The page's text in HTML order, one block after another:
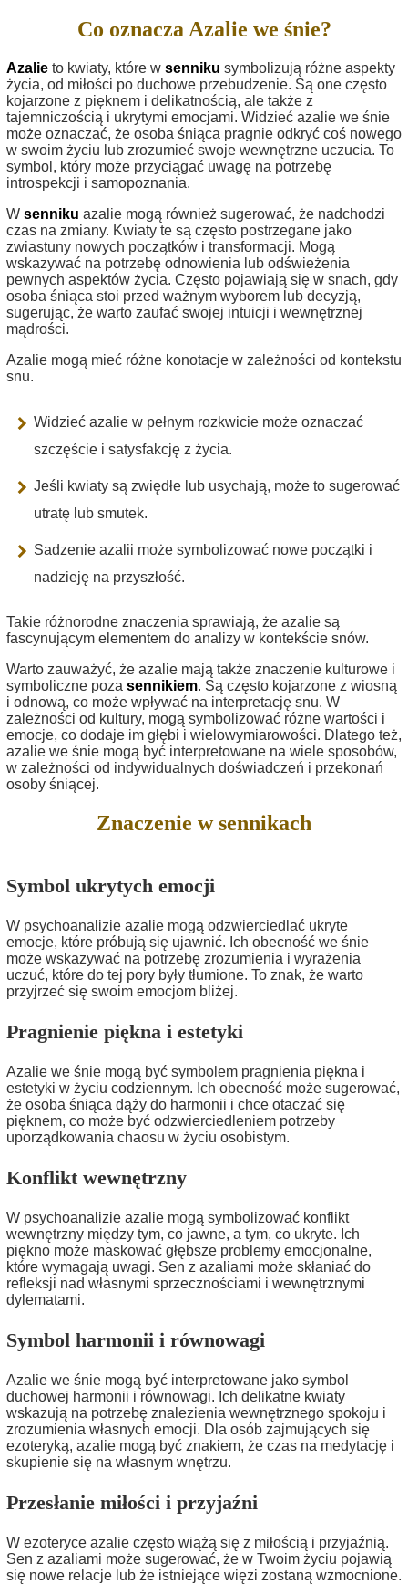
Co oznacza Azalie we śnie?
Azalie to kwiaty, które w senniku symbolizują różne aspekty
życia, od miłości po duchowe przebudzenie. Są one często
kojarzone z pięknem i delikatnością, ale także z
tajemniczością i ukrytymi emocjami. Widzieć azalie we śnie
może oznaczać, że osoba śniąca pragnie odkryć coś nowego
w swoim życiu lub zrozumieć swoje wewnętrzne uczucia. To
symbol, który może przyciągać uwagę na potrzebę
introspekcji i samopoznania.
W senniku azalie mogą również sugerować, że nadchodzi
czas na zmiany. Kwiaty te są często postrzegane jako
zwiastuny nowych początków i transformacji. Mogą
wskazywać na potrzebę odnowienia lub odświeżenia
pewnych aspektów życia. Często pojawiają się w snach, gdy
osoba śniąca stoi przed ważnym wyborem lub decyzją,
sugerując, że warto zaufać swojej intuicji i wewnętrznej
mądrości.
Azalie mogą mieć różne konotacje w zależności od kontekstu
snu.
Widzieć azalie w pełnym rozkwicie może oznaczać
szczęście i satysfakcję z życia.
Jeśli kwiaty są zwiędłe lub usychają, może to sugerować
utratę lub smutek.
Sadzenie azalii może symbolizować nowe początki i
nadzieję na przyszłość.
Takie różnorodne znaczenia sprawiają, że azalie są
fascynującym elementem do analizy w kontekście snów.
Warto zauważyć, że azalie mają także znaczenie kulturowe i
symboliczne poza sennikiem. Są często kojarzone z wiosną
i odnową, co może wpływać na interpretację snu. W
zależności od kultury, mogą symbolizować różne wartości i
emocje, co dodaje im głębi i wielowymiarowości. Dlatego też,
azalie we śnie mogą być interpretowane na wiele sposobów,
w zależności od indywidualnych doświadczeń i przekonań
osoby śniącej.
Znaczenie w sennikach
Symbol ukrytych emocji
W psychoanalizie azalie mogą odzwierciedlać ukryte
emocje, które próbują się ujawnić. Ich obecność we śnie
może wskazywać na potrzebę zrozumienia i wyrażenia
uczuć, które do tej pory były tłumione. To znak, że warto
przyjrzeć się swoim emocjom bliżej.
Pragnienie piękna i estetyki
Azalie we śnie mogą być symbolem pragnienia piękna i
estetyki w życiu codziennym. Ich obecność może sugerować,
że osoba śniąca dąży do harmonii i chce otaczać się
pięknem, co może być odzwierciedleniem potrzeby
uporządkowania chaosu w życiu osobistym.
Konflikt wewnętrzny
W psychoanalizie azalie mogą symbolizować konflikt
wewnętrzny między tym, co jawne, a tym, co ukryte. Ich
piękno może maskować głębsze problemy emocjonalne,
które wymagają uwagi. Sen z azaliami może skłaniać do
refleksji nad własnymi sprzecznościami i wewnętrznymi
dylematami.
Symbol harmonii i równowagi
Azalie we śnie mogą być interpretowane jako symbol
duchowej harmonii i równowagi. Ich delikatne kwiaty
wskazują na potrzebę znalezienia wewnętrznego spokoju i
zrozumienia własnych emocji. Dla osób zajmujących się
ezoteryką, azalie mogą być znakiem, że czas na medytację i
skupienie się na własnym wnętrzu.
Przesłanie miłości i przyjaźni
W ezoteryce azalie często wiążą się z miłością i przyjaźnią.
Sen z azaliami może sugerować, że w Twoim życiu pojawią
się nowe relacje lub że istniejące więzi zostaną wzmocnione.